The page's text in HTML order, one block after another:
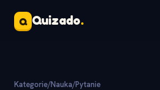
Q Quizado.
Kategorie/Nauka/Pytanie